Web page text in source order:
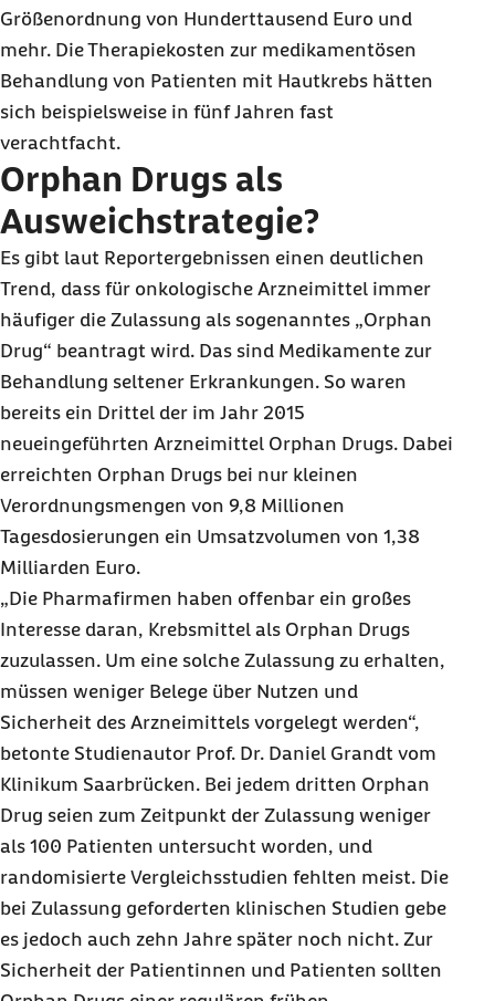
Größenordnung von Hunderttausend Euro und
mehr. Die Therapiekosten zur medikamentösen
Behandlung von Patienten mit Hautkrebs hätten
sich beispielsweise in fünf Jahren fast
verachtfacht.
Orphan Drugs als
Ausweichstrategie?
Es gibt laut Reportergebnissen einen deutlichen
Trend, dass für onkologische Arzneimittel immer
häufiger die Zulassung als sogenanntes „Orphan
Drug“ beantragt wird. Das sind Medikamente zur
Behandlung seltener Erkrankungen. So waren
bereits ein Drittel der im Jahr 2015
neueingeführten Arzneimittel Orphan Drugs. Dabei
erreichten Orphan Drugs bei nur kleinen
Verordnungsmengen von 9,8 Millionen
Tagesdosierungen ein Umsatzvolumen von 1,38
Milliarden Euro.
„Die Pharmafirmen haben offenbar ein großes
Interesse daran, Krebsmittel als Orphan Drugs
zuzulassen. Um eine solche Zulassung zu erhalten,
müssen weniger Belege über Nutzen und
Sicherheit des Arzneimittels vorgelegt werden“,
betonte Studienautor Prof. Dr. Daniel Grandt vom
Klinikum Saarbrücken. Bei jedem dritten Orphan
Drug seien zum Zeitpunkt der Zulassung weniger
als 100 Patienten untersucht worden, und
randomisierte Vergleichsstudien fehlten meist. Die
bei Zulassung geforderten klinischen Studien gebe
es jedoch auch zehn Jahre später noch nicht. Zur
Sicherheit der Patientinnen und Patienten sollten